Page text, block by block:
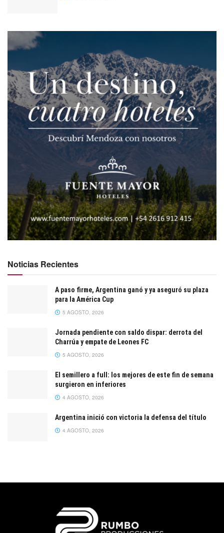
Noticias Recientes
A paso firme, Argentina ganó y ya aseguró su plaza
para la América Cup
5 AGOSTO, 2026
Jornada pendiente con saldo dispar: derrota del
Charrúa y empate de Leones FC
5 AGOSTO, 2026
El semillero a full: los mejores de este fin de semana
surgieron en inferiores
4 AGOSTO, 2026
Argentina inició con victoria la defensa del título
4 AGOSTO, 2026